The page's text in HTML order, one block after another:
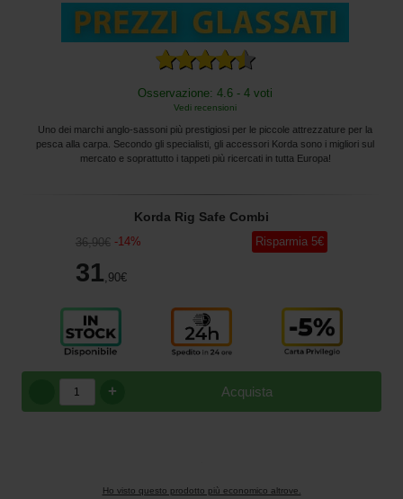
Osservazione: 4.6 - 4 voti
Vedi recensioni
Uno dei marchi anglo-sassoni più prestigiosi per le piccole attrezzature per la
pesca alla carpa. Secondo gli specialisti, gli accessori Korda sono i migliori sul
mercato e soprattutto i tappeti più ricercati in tutta Europa!
Korda Rig Safe Combi
36,90€ -14%
31 ,90€
Risparmia 5€
Acquista
+
Ho visto questo prodotto più economico altrove.